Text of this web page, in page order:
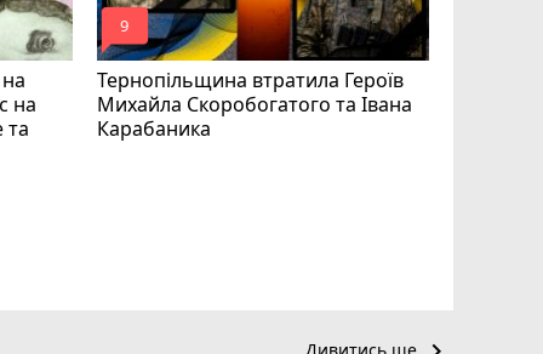
на
та
Тернопільщина втратила Героїв
Михайла Скоробогатого та Івана
Карабаника
mode_comment
9